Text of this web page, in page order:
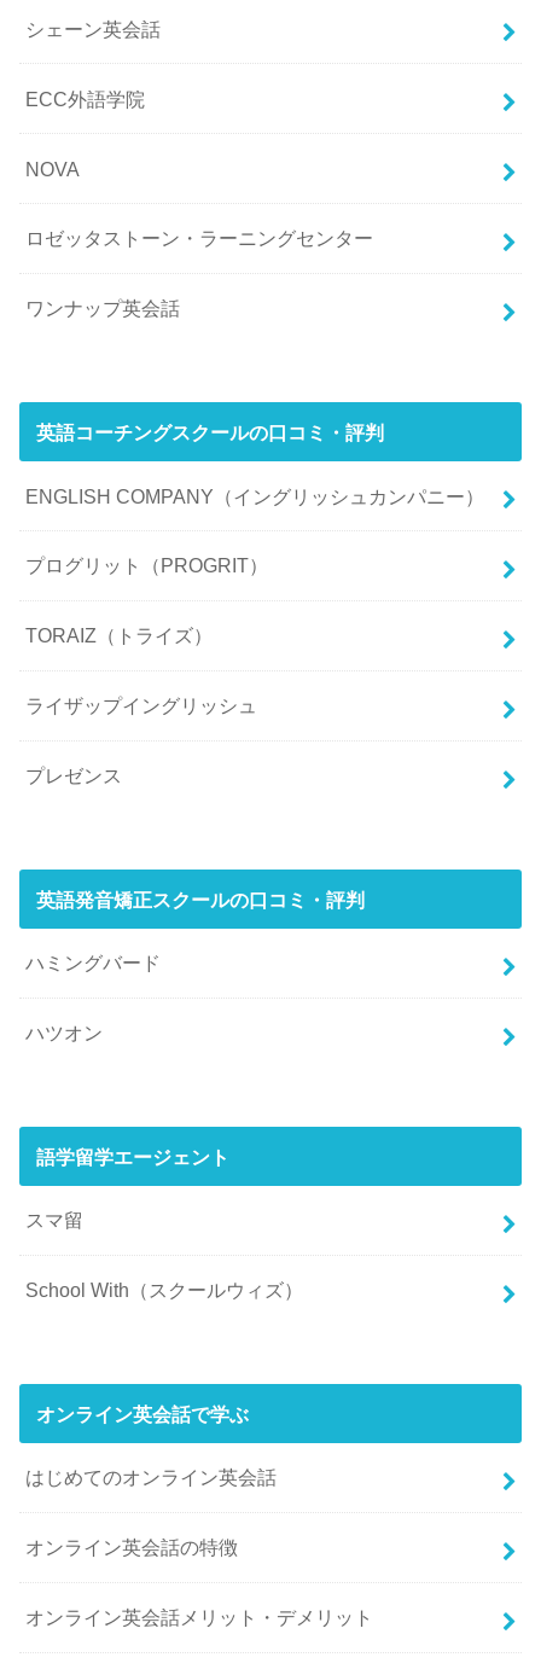
シェーン英会話
ECC外語学院
NOVA
ロゼッタストーン・ラーニングセンター
ワンナップ英会話
英語コーチングスクールの口コミ・評判
ENGLISH COMPANY（イングリッシュカンパニー）
プログリット（PROGRIT）
TORAIZ（トライズ）
ライザップイングリッシュ
プレゼンス
英語発音矯正スクールの口コミ・評判
ハミングバード
ハツオン
語学留学エージェント
スマ留
School With（スクールウィズ）
オンライン英会話で学ぶ
はじめてのオンライン英会話
オンライン英会話の特徴
オンライン英会話メリット・デメリット